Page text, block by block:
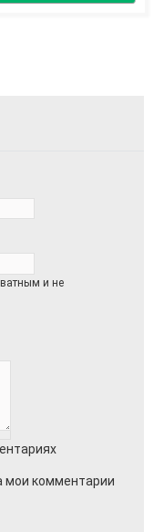
и не
мои комментарии